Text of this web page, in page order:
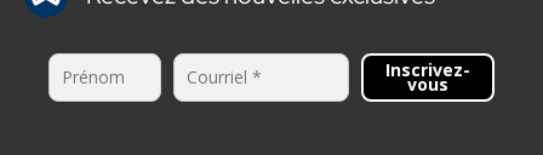
Inscrivez-
vous